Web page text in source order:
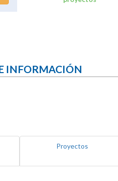
INFORMACIÓN
Proyectos